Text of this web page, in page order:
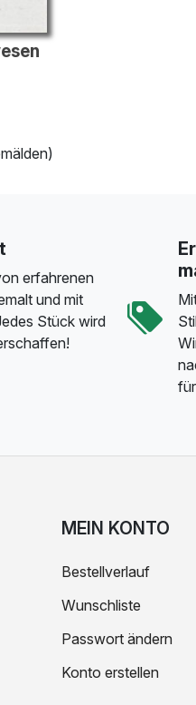
erfahrenen
und mit
Stück wird
MEIN KONTO
Bestellverlauf
Wunschliste
Passwort ändern
Konto erstellen